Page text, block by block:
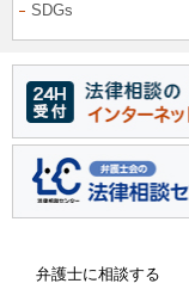
SDGs
弁護士に相談する